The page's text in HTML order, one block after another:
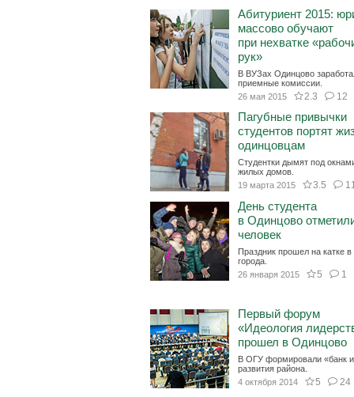
Абитуриент 2015:
массово обучают
при нехватке
рук»
В ВУЗах Одинцово
приемные комиссии.
26 мая 2015
2.3 12
Пагубные привычки
студентов портят
одинцовцам
Студентки дымят под
жилых домов.
19 марта 2015
3.5
День студента
в Одинцово
человек
Праздник прошел на катке в
города.
26 января 2015
5 1
Первый форум
«Идеология
прошел в Одинцово
В ОГУ формировали «банк
развития района.
4 октября 2014
5 24